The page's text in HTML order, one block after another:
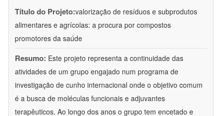
Título do Projeto:valorização de resíduos e subprodutos
alimentares e agrícolas: a procura por compostos
promotores da saúde
Resumo: Este projeto representa a continuidade das
atividades de um grupo engajado num programa de
investigação de cunho internacional onde o objetivo comum
é a busca de moléculas funcionais e adjuvantes
terapêuticos. Ao longo dos anos o grupo tem encetado e